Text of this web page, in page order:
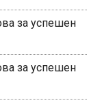
за успешен
за успешен